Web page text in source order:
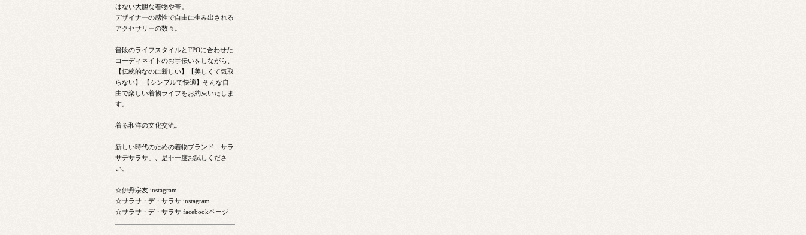
はない大胆な着物や帯。
デザイナーの感性で自由に生み出される
アクセサリーの数々。
普段のライフスタイルとTPOに合わせた
コーディネイトのお手伝いをしながら、
【伝統的なのに新しい】【美しくて気取
らない】 【シンプルで快適】そんな自
由で楽しい着物ライフをお約束いたしま
す。
着る和洋の文化交流。
新しい時代のための着物ブランド「サラ
サデサラサ」、是非一度お試しくださ
い。
☆伊丹宗友 instagram
☆サラサ・デ・サラサ instagram
☆サラサ・デ・サラサ facebookページ